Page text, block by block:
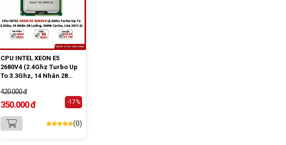
CPU INTEL XEON E5
2680V4 (2.4Ghz Turbo Up
To 3.3Ghz, 14 Nhân 28
2011-3)
420.000 đ
350.000 đ -17%
(0)